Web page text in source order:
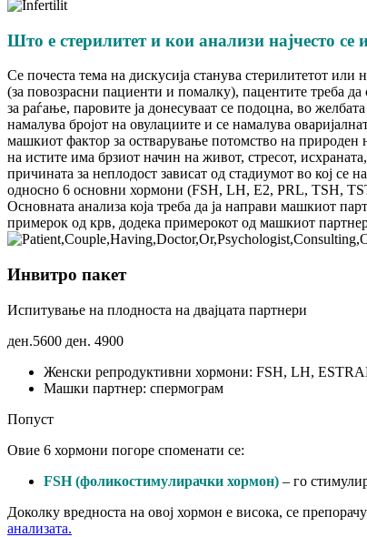
Што е стерилитет и кои анализи најчесто се
Се почеста тема на дискусија станува стерилитетот
(за повозрасни пациенти и помалку), пацентите треба да
за раѓање, паровите ја донесуваат се подоцна, во
намалува бројот на овулациите и се намалува
машкиот фактор за остварување потомство на природен
на истите има брзиот начин на живот, стресот,
причината за неплодост зависат од стадиумот во кој се
односно 6 основни хормони (FSH, LH, E2, PRL, TSH,
Основната анализа која треба да ја направи машкиот
примерок од крв, додека примерокот од машкиот
Инвитро пакет
Испитување на плодноста на двајцата партнери
ден.5600 ден. 4900
Женски репродуктивни хормони: FSH, LH,
Машки партнер: спермограм
Попуст
Овие 6 хормони погоре споменати се:
FSH (фоликостимулирачки хормон) – го
Доколку вредноста на овој хормон е висока, се
анализата.